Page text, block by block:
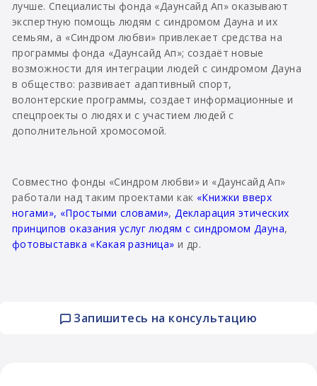
Запишитесь на консультацию
лучше. Специалисты фонда «Даунсайд Ап» оказывают
экспертную помощь людям с синдромом Дауна и их
семьям, а «Синдром любви» привлекает средства на
программы фонда «Даунсайд Ап»; создаёт новые
возможности для интеграции людей с синдромом Дауна
в общество: развивает адаптивный спорт,
волонтерские программы, создает информационные и
спецпроекты о людях и с участием людей с
дополнительной хромосомой.
Совместно фонды «Синдром любви» и «Даунсайд Ап»
работали над таким проектами как «Книжки вверх
ногами», «Простыми словами»,Декларация этических
принципов оказания услуг людям с синдромом Дауна,
фотовыставка «Какая разница» и др.